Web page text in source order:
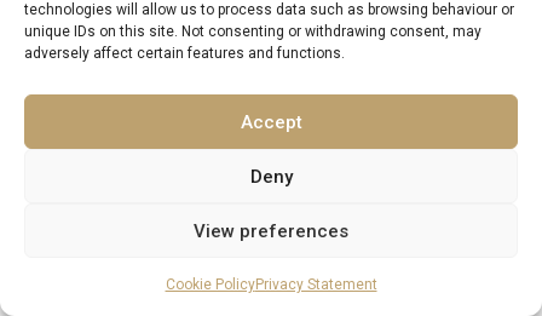
technologies will allow us to process data such as browsing behaviour or
unique IDs on this site. Not consenting or withdrawing consent, may
adversely affect certain features and functions.
Accept
Deny
View preferences
Cookie PolicyPrivacy Statement
Pasti condivisi:Dai pranzi informali a bordo
piscina alle elaborate cene preparate da uno chef
privato, il cibo diventa un punto focale per stare
Scoprire calette nascoste, vagare
per città antiche o semplicemente godersi i
avventura condivisa.